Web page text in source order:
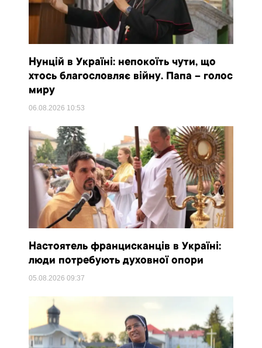
Нунцій в Україні: непокоїть чути, що
хтось благословляє війну. Папа – голос
миру
06.08.2026 10:53
Настоятель францисканців в Україні:
люди потребують духовної опори
05.08.202609:37